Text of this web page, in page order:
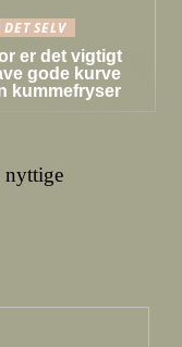
SELV
er det vigtigt
gode kurve
kummefryser
nyttige